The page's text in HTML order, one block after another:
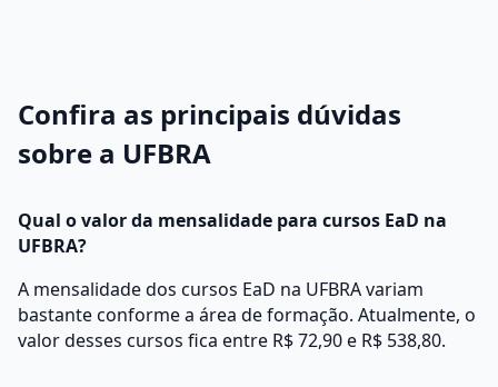
Confira as principais dúvidas
sobre a UFBRA
Qual o valor da mensalidade para cursos EaD na
UFBRA?
A mensalidade dos cursos EaD na UFBRA variam
bastante conforme a área de formação. Atualmente, o
valor desses cursos fica entre R$ 72,90 e R$ 538,80.